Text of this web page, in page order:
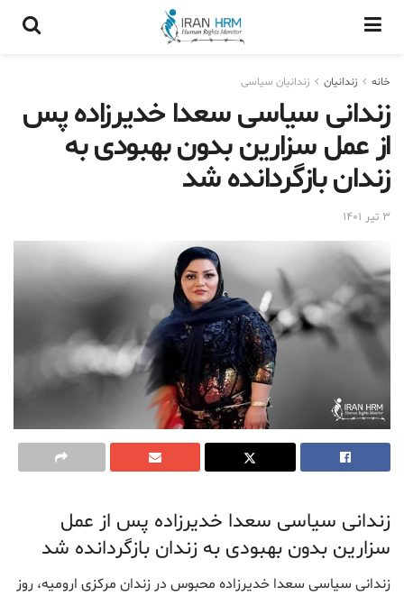
خانه زندانيان زندانیان سیاسی
زندانی سیاسی سعدا خدیرزاده پس
از عمل سزارین بدون بهبودی به
زندان بازگردانده شد
۳ تیر ۱۴۰۱
زندانی سیاسی سعدا خدیرزاده پس از عمل
سزارین بدون بهبودی به زندان بازگردانده شد
زندانی سیاسی سعدا خدیرزاده محبوس در زندان مرکزی ارومیه، روز